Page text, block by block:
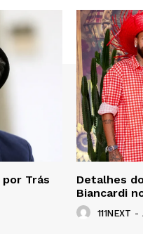
Trás
Detalhes
Biancardi
111NEXT -